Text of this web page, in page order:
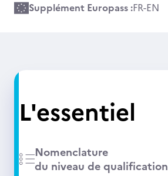
Supplément Europass :FR-EN
L'essentiel
Nomenclature
du niveau de qualification